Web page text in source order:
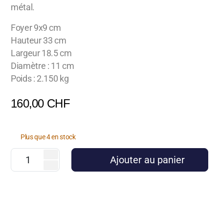
métal.
Foyer 9x9 cm
Hauteur 33 cm
Largeur 18.5 cm
Diamètre : 11 cm
Poids : 2.150 kg
160,00CHF
Plus que 4 en stock
Ajouter au panier